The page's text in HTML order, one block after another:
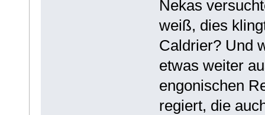
Nekas
weiß, dies
Caldrier? Und
etwas weiter
engonischen
regiert, die